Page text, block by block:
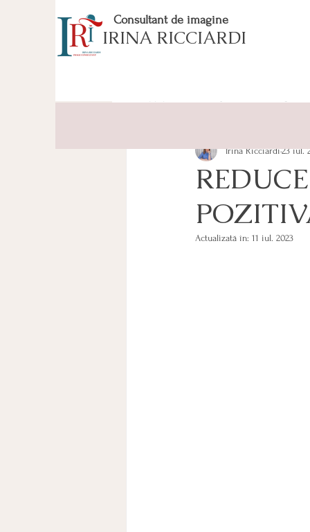
Consultant de imagine
IRINA RICCIARDI
Irina Ricciardi23 iul.
Actualizată în: 11 iul. 2023